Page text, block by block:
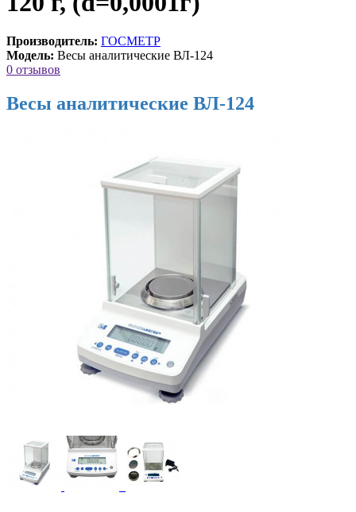
Производитель: ГОСМЕТР
Модель: Весы аналитические ВЛ-124
0 отзывов
Весы аналитические ВЛ-124